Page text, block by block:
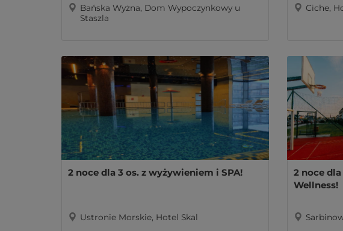
Bańska Wyżna, Dom Wypoczynkowy u
Staszla
Ciche,
2 noce dla 3 os. z wyżywieniem i SPA!
Ustronie Morskie, Hotel Skal
2 noce
Wellness!